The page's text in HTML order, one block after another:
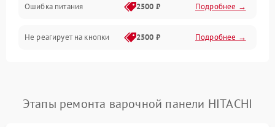
Ошибка питания 2500 ₽ Подробнее →
Не реагирует на кнопки 2500 ₽ Подробнее →
Этапы ремонта варочной панели HITACHI